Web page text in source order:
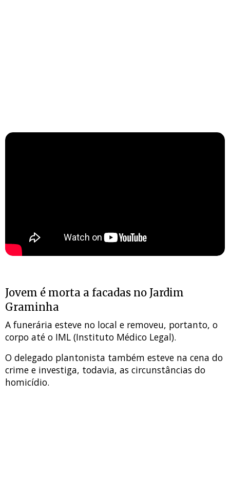
Jovem é morta a facadas no Jardim
Graminha
A funerária esteve no local e removeu, portanto, o
corpo até o IML (Instituto Médico Legal).
O delegado plantonista também esteve na cena do
crime e investiga, todavia, as circunstâncias do
homicídio.